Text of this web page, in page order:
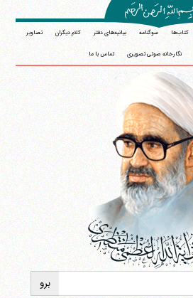
کتاب‌ها سوگنامه بیانیه‌های دفتر کلام دیگران تصاویر
نگارخانه صوتی تصویری تماس با ما